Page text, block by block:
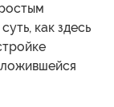
как здесь